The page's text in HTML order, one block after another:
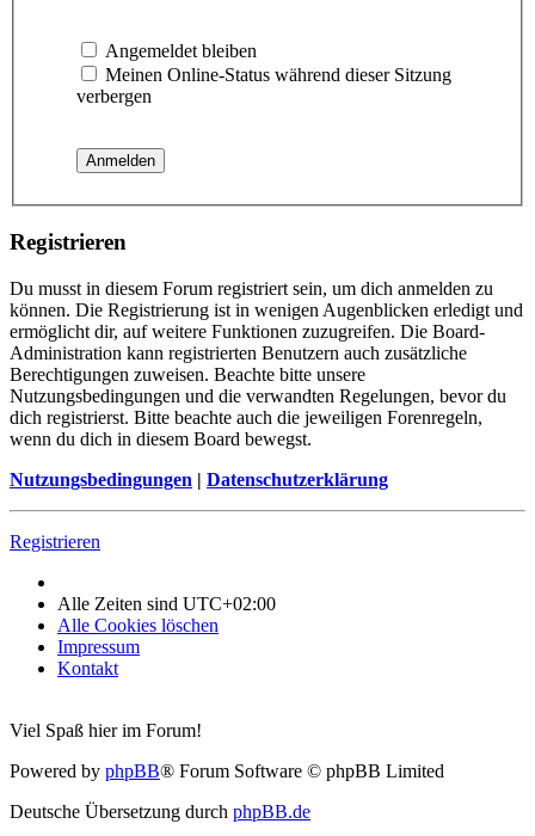
Angemeldet bleiben
Meinen Online-Status während dieser Sitzung
verbergen
Registrieren
Du musst in diesem Forum registriert sein, um dich anmelden zu
können. Die Registrierung ist in wenigen Augenblicken erledigt und
ermöglicht dir, auf weitere Funktionen zuzugreifen. Die Board-
Administration kann registrierten Benutzern auch zusätzliche
Berechtigungen zuweisen. Beachte bitte unsere
Nutzungsbedingungen und die verwandten Regelungen, bevor du
dich registrierst. Bitte beachte auch die jeweiligen Forenregeln,
wenn du dich in diesem Board bewegst.
Nutzungsbedingungen | Datenschutzerklärung
Registrieren
Alle Zeiten sind UTC+02:00
Alle Cookies löschen
Impressum
Kontakt
Viel Spaß hier im Forum!
Powered by phpBB® Forum Software © phpBB Limited
Deutsche Übersetzung durch phpBB.de